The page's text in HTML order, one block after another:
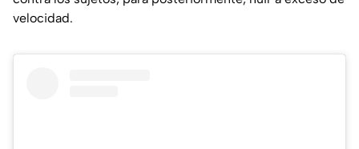
velocidad.